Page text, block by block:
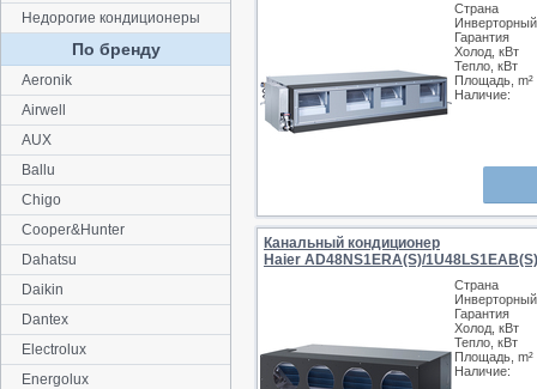
Страна
Инверторный
Гарантия
Холод, кВт
Тепло, кВт
Площадь, m²
Наличие:
Канальный кондиционер
Haier AD48NS1ERA(S)/1U48LS1EAB(S)
Страна
Инверторный
Гарантия
Холод, кВт
Тепло, кВт
Площадь, m²
Наличие:
Недорогие кондиционеры
По бренду
Aeronik
Airwell
AUX
Ballu
Chigo
Cooper&Hunter
Dahatsu
Daikin
Dantex
Electrolux
Energolux